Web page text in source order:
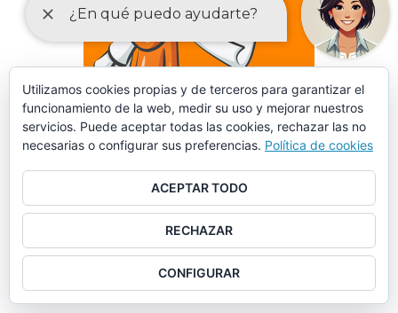
DECLARACIONES RESPONSABLES Y COMUNICACIONES
PREVIAS PARA EL EJERCICIO DE ACTIVIDADES
Utilizamos cookies propias y de terceros para garantizar el
funcionamiento de la web, medir su uso y mejorar nuestros
servicios. Puede aceptar todas las cookies, rechazar las no
necesarias o configurar sus preferencias. Política de cookies
ACEPTAR TODO
RECHAZAR
CONFIGURAR